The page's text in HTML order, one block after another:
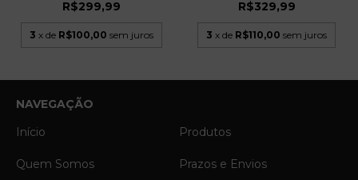
R$299,99
3 x de R$100,00 sem juros
R$329,99
3 x de R$110,00 sem juros
NAVEGAÇÃO
Início
Produtos
Quem Somos Prazos e Envios